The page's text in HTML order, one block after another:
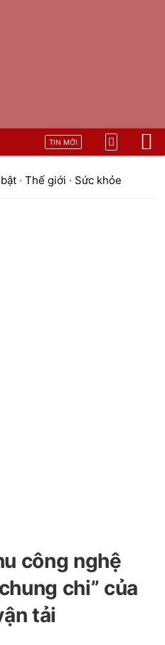
TIN MỚI
· Thế giới · Sức khỏe
công nghệ
chi” của
tải